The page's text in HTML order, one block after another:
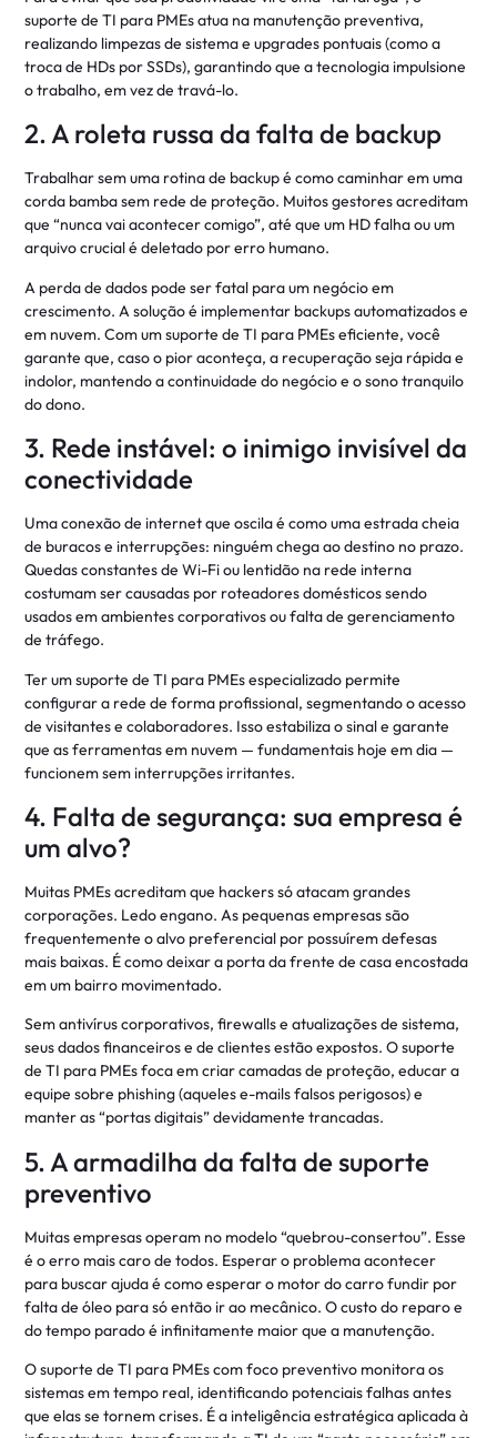
suporte de TI para PMEs atua na manutenção preventiva,
realizando limpezas de sistema e upgrades pontuais (como a
troca de HDs por SSDs), garantindo que a tecnologia impulsione
o trabalho, em vez de travá-lo.
2. A roleta russa da falta de backup
Trabalhar sem uma rotina de backup é como caminhar em uma
corda bamba sem rede de proteção. Muitos gestores acreditam
que “nunca vai acontecer comigo”, até que um HD falha ou um
arquivo crucial é deletado por erro humano.
A perda de dados pode ser fatal para um negócio em
crescimento. A solução é implementar backups automatizados e
em nuvem. Com um suporte de TI para PMEs eficiente, você
garante que, caso o pior aconteça, a recuperação seja rápida e
indolor, mantendo a continuidade do negócio e o sono tranquilo
do dono.
3. Rede instável: o inimigo invisível da
conectividade
Uma conexão de internet que oscila é como uma estrada cheia
de buracos e interrupções: ninguém chega ao destino no prazo.
Quedas constantes de Wi-Fi ou lentidão na rede interna
costumam ser causadas por roteadores domésticos sendo
usados em ambientes corporativos ou falta de gerenciamento
de tráfego.
Ter um suporte de TI para PMEs especializado permite
configurar a rede de forma profissional, segmentando o acesso
de visitantes e colaboradores. Isso estabiliza o sinal e garante
que as ferramentas em nuvem — fundamentais hoje em dia —
funcionem sem interrupções irritantes.
4. Falta de segurança: sua empresa é
um alvo?
Muitas PMEs acreditam que hackers só atacam grandes
corporações. Ledo engano. As pequenas empresas são
frequentemente o alvo preferencial por possuírem defesas
mais baixas. É como deixar a porta da frente de casa encostada
em um bairro movimentado.
Sem antivírus corporativos, firewalls e atualizações de sistema,
seus dados financeiros e de clientes estão expostos. O suporte
de TI para PMEs foca em criar camadas de proteção, educar a
equipe sobre phishing (aqueles e-mails falsos perigosos) e
manter as “portas digitais” devidamente trancadas.
5. A armadilha da falta de suporte
preventivo
Muitas empresas operam no modelo “quebrou-consertou”. Esse
é o erro mais caro de todos. Esperar o problema acontecer
para buscar ajuda é como esperar o motor do carro fundir por
falta de óleo para só então ir ao mecânico. O custo do reparo e
do tempo parado é infinitamente maior que a manutenção.
O suporte de TI para PMEs com foco preventivo monitora os
sistemas em tempo real, identificando potenciais falhas antes
que elas se tornem crises. É a inteligência estratégica aplicada à